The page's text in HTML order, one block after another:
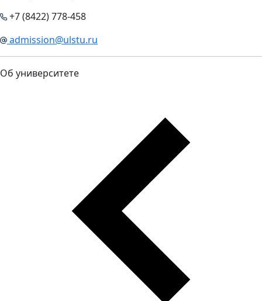
+7 (8422) 778-458
admission@ulstu.ru
Об университете